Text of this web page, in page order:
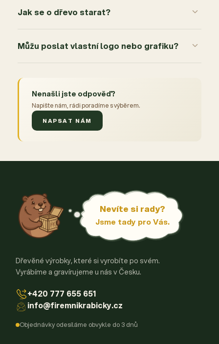
Jak se o dřevo starat?
Můžu poslat vlastní logo nebo grafiku?
Nenašli jste odpověď?
Napište nám, rádi poradíme s výběrem.
NAPSAT NÁM
Nevíte si rady?
Jsme tady pro Vás.
Dřevěné výrobky, které si vyrobíte po svém.
Vyrábíme a gravírujeme u nás v Česku.
+420 777 655 651
info@firemnikrabicky.cz
Objednávky odesíláme obvykle do 3 dnů